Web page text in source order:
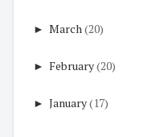
► March (20)
► February(20)
► January(17)